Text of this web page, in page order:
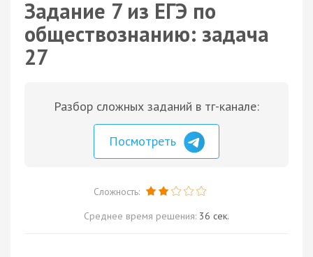
Задание 7 из ЕГЭ по
обществознанию: задача
27
Разбор сложных заданий в тг-канале:
Посмотреть
Сложность:
Среднее время решения: 36 сек.